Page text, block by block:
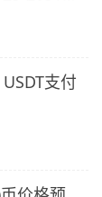
支付